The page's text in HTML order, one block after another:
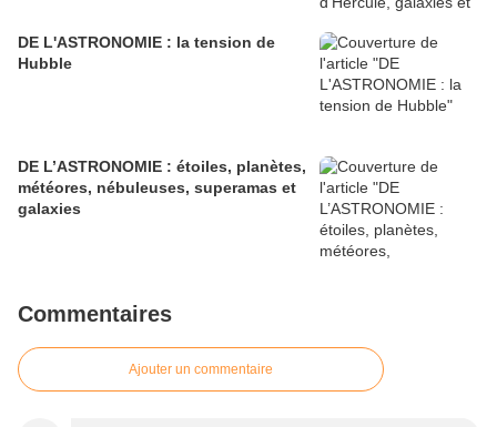
DE L'ASTRONOMIE : la tension de
Hubble
DE L’ASTRONOMIE : étoiles, planètes,
météores, nébuleuses, superamas et
galaxies
Commentaires
Ajouter un commentaire